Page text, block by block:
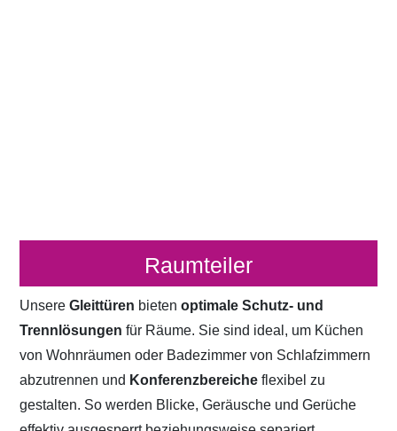
Raumteiler
UnsereGleittüren bietenoptimale Schutz- und
Trennlösungen für Räume. Sie sind ideal, um Küchen
von Wohnräumen oder Badezimmer von Schlafzimmern
abzutrennen und Konferenzbereicheflexibel zu
gestalten. So werden Blicke, Geräusche und Gerüche